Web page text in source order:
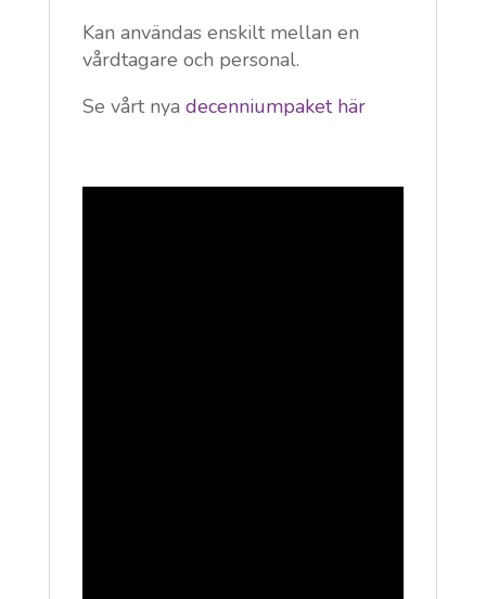
Kan användas enskilt mellan en
vårdtagare och personal.
Se vårt nya decenniumpaket här